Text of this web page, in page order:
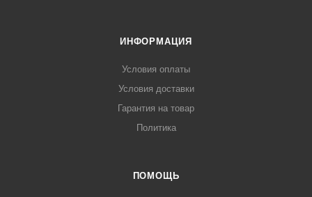
ИНФОРМАЦИЯ
Условия оплаты
Условия доставки
Гарантия на товар
Политика
ПОМОЩЬ